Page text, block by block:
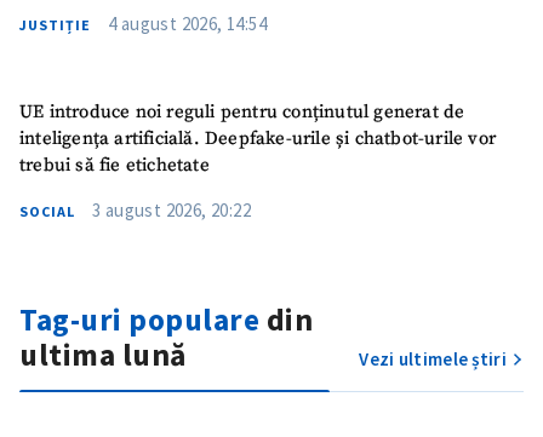
JUSTIȚIE 4 august 2026, 14:54
UE introduce noi reguli pentru conținutul generat de
inteligența artificială. Deepfake-urile și chatbot-urile vor
trebui să fie etichetate
SOCIAL 3 august 2026, 20:22
Tag-uri populare din
ultima lună
Vezi ultimele știri